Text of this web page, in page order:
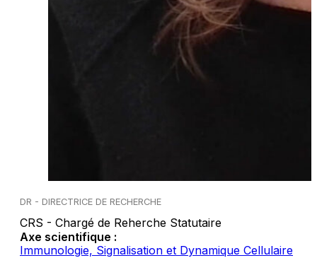
DR - DIRECTRICE DE RECHERCHE
CRS - Chargé de Reherche Statutaire
Axe scientifique :
Immunologie, Signalisation et Dynamique Cellulaire